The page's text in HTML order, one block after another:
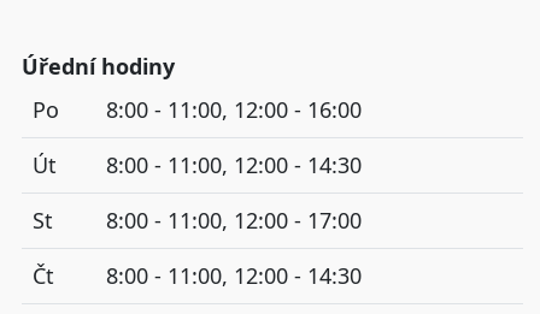
Úřední hodiny
Po
8:00 - 11:00, 12:00 - 16:00
Út
8:00 - 11:00, 12:00 - 14:30
St
8:00 - 11:00, 12:00 - 17:00
Čt
8:00 - 11:00, 12:00 - 14:30